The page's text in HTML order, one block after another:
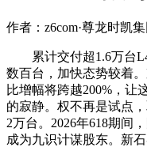
作者：z6com·尊龙时凯集
累计交付超1.6万台L4
数百台，加快态势较着
比增幅将跨越200%，让
的寂静。权不再是试点
2万台。2026年618期间
成为九识计谋股东。新